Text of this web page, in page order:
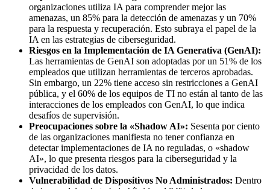
organizaciones utiliza IA para comprender mejor las
amenazas, un 85% para la detección de amenazas y un 70%
para la respuesta y recuperación. Esto subraya el papel de la
IA en las estrategias de ciberseguridad.
Riesgos en la Implementación de IA Generativa (GenAI):
Las herramientas de GenAI son adoptadas por un 51% de los
empleados que utilizan herramientas de terceros aprobadas.
Sin embargo, un 22% tiene acceso sin restricciones a GenAI
pública, y el 60% de los equipos de TI no están al tanto de las
interacciones de los empleados con GenAI, lo que indica
desafíos de supervisión.
Preocupaciones sobre la «Shadow AI»: Sesenta por ciento
de las organizaciones manifiesta no tener confianza en
detectar implementaciones de IA no reguladas, o «shadow
AI», lo que presenta riesgos para la ciberseguridad y la
privacidad de los datos.
Vulnerabilidad de Dispositivos No Administrados: Dentro